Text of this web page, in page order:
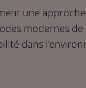
une
modernes
dans